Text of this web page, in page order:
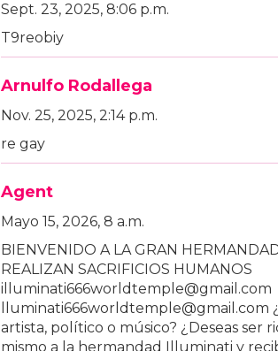
Sept. 23, 2025, 8:06 p.m.
T9reobiy
Arnulfo Rodallega
Nov. 25, 2025, 2:14 p.m.
re gay
Agent
Mayo 15, 2026, 8 a.m.
BIENVENIDO A LA GRAN
REALIZAN SACRIFICIOS HUMANOS
illuminati666worldtemple@gmail.com
lluminati666worldtemple@gmail.com
artista, político o músico? ¿Deseas ser
mismo a la hermandad Illuminati y